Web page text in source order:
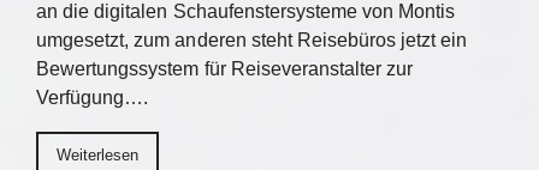
an die digitalen Schaufenstersysteme von Montis
umgesetzt, zum anderen steht Reisebüros jetzt ein
Bewertungssystem für Reiseveranstalter zur
Verfügung….
Weiterlesen